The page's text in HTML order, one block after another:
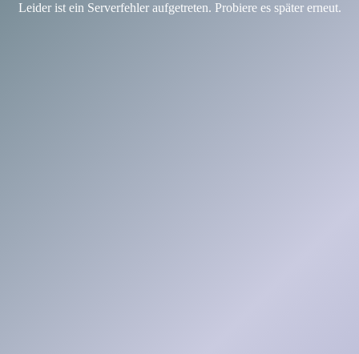
Leider ist ein Serverfehler aufgetreten. Probiere es später erneut.